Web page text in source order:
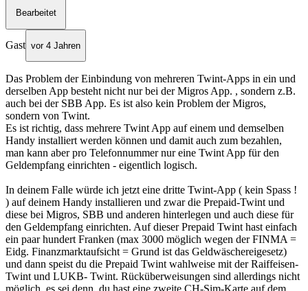
Bearbeitet
Gast vor 4 Jahren
Das Problem der Einbindung von mehreren Twint-Apps in ein und
derselben App besteht nicht nur bei der Migros App. , sondern z.B.
auch bei der SBB App. Es ist also kein Problem der Migros,
sondern von Twint.
Es ist richtig, dass mehrere Twint App auf einem und demselben
Handy installiert werden können und damit auch zum bezahlen,
man kann aber pro Telefonnummer nur eine Twint App für den
Geldempfang einrichten - eigentlich logisch.
In deinem Falle würde ich jetzt eine dritte Twint-App ( kein Spass !
) auf deinem Handy installieren und zwar die Prepaid-Twint und
diese bei Migros, SBB und anderen hinterlegen und auch diese für
den Geldempfang einrichten. Auf dieser Prepaid Twint hast einfach
ein paar hundert Franken (max 3000 möglich wegen der FINMA =
Eidg. Finanzmarktaufsicht = Grund ist das Geldwäschereigesetz)
und dann speist du die Prepaid Twint wahlweise mit der Raiffeisen-
Twint und LUKB- Twint. Rücküberweisungen sind allerdings nicht